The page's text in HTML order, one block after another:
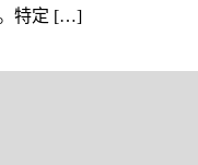
特定 […]